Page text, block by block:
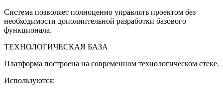
Система позволяет полноценно управлять проектом без
необходимости дополнительной разработки базового
функционала.
ТЕХНОЛОГИЧЕСКАЯ БАЗА
Платформа построена на современном технологическом стеке.
Используются: